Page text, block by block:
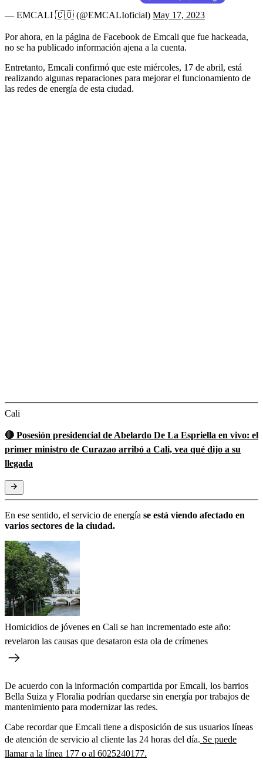
— EMCALI 🇨🇴 (@EMCALIoficial) May 17, 2023
Por ahora, en la página de Facebook de Emcali que fue hackeada,
no se ha publicado información ajena a la cuenta.
Entretanto, Emcali confirmó que este miércoles, 17 de abril, está
realizando algunas reparaciones para mejorar el funcionamiento de
las redes de energía de esta ciudad.
Cali
🔴 Posesión presidencial de Abelardo De La Espriella en vivo: el
primer ministro de Curazao arribó a Cali, vea qué dijo a su
llegada
En ese sentido, el servicio de energía se está viendo afectado en
varios sectores de la ciudad.
Homicidios de jóvenes en Cali se han incrementado este año:
revelaron las causas que desataron esta ola de crímenes
De acuerdo con la información compartida por Emcali, los barrios
Bella Suiza y Floralia podrían quedarse sin energía por trabajos de
mantenimiento para modernizar las redes.
Cabe recordar que Emcali tiene a disposición de sus usuarios líneas
de atención de servicio al cliente las 24 horas del día. Se puede
llamar a la línea 177 o al 6025240177.